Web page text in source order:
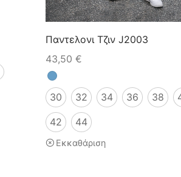
Παντελονι Τζιν J2003
43,50 €
30 32 34 36 38
42 44
Εκκαθάριση